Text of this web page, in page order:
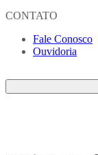
CONTATO
Fale Conosco
Ouvidoria